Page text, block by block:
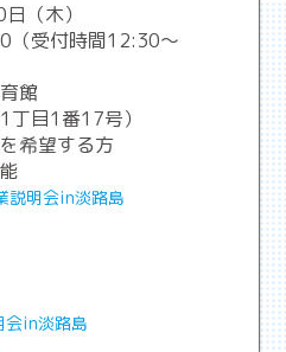
（木）
付時間12:30～
館
1番17号）
希望する方
説明会in淡路島
会in淡路島